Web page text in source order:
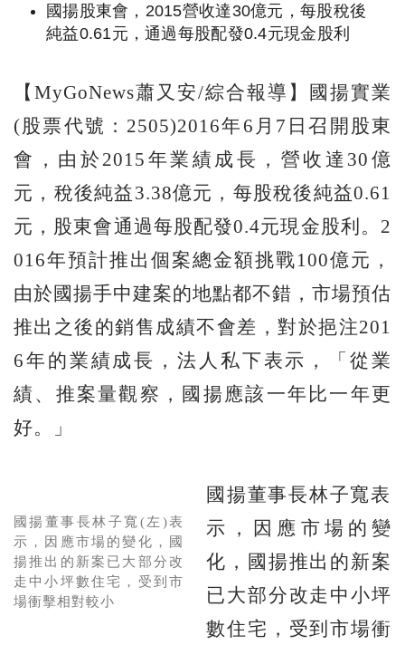
國揚股東會，2015營收達30億元，每股稅後
純益0.61元，通過每股配發0.4元現金股利
【MyGoNews蕭又安/綜合報導】國揚實業
(股票代號：2505)2016年6月7日召開股東
會，由於2015年業績成長，營收達30億
元，稅後純益3.38億元，每股稅後純益0.61
元，股東會通過每股配發0.4元現金股利。2
016年預計推出個案總金額挑戰100億元，
由於國揚手中建案的地點都不錯，市場預估
推出之後的銷售成績不會差，對於挹注201
6年的業績成長，法人私下表示，「從業
績、推案量觀察，國揚應該一年比一年更
好。」
國揚董事長林子寬(左)表
示，因應市場的變化，國
揚推出的新案已大部分改
走中小坪數住宅，受到市
場衝擊相對較小
國揚董事長林子寬表
示，因應市場的變
化，國揚推出的新案
已大部分改走中小坪
數住宅，受到市場衝